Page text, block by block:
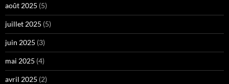
août 2025 (5)
juillet 2025 (5)
juin 2025 (3)
mai 2025 (4)
avril 2025 (2)